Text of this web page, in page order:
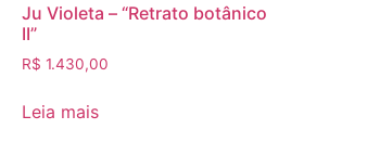
Ju Violeta – “Retrato botânico
II”
R$ 1.430,00
Leia mais